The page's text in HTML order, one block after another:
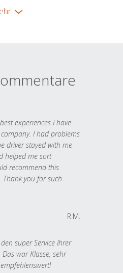
experiences I have
I had problems
driver stayed with me
helped me sort
recommend this
you for such
R.M.
super Service Ihrer
war Klasse, sehr